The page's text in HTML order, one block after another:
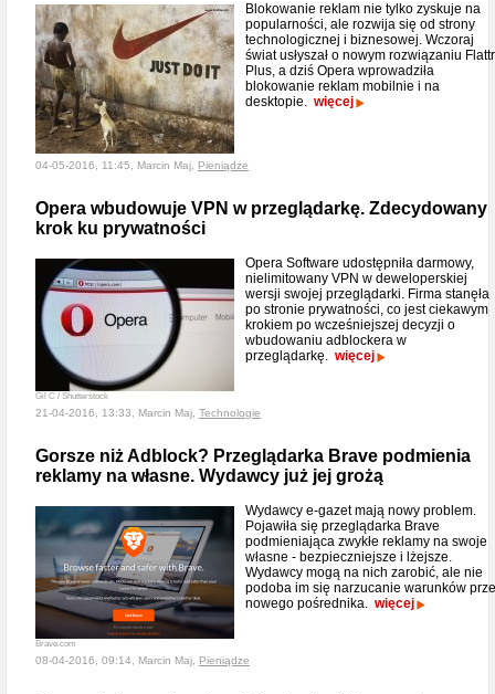
Blokowanie reklam nie tylko zyskuje na
popularności, ale rozwija się od strony
technologicznej i biznesowej. Wczoraj
świat usłyszał o nowym rozwiązaniu Flattr
Plus, a dziś Opera wprowadziła
blokowanie reklam mobilnie i na
desktopie. więcej
04-05-2016, 11:45, Marcin Maj, Pieniądze
Opera wbudowuje VPN w przeglądarkę. Zdecydowany
krok ku prywatności
Gil C / Shutterstock
Opera Software udostępniła darmowy,
nielimitowany VPN w deweloperskiej
wersji swojej przeglądarki. Firma stanęła
po stronie prywatności, co jest ciekawym
krokiem po wcześniejszej decyzji o
wbudowaniu adblockera w
przeglądarkę. więcej
21-04-2016, 13:33, Marcin Maj, Technologie
Gorsze niż Adblock? Przeglądarka Brave podmienia
reklamy na własne. Wydawcy już jej grożą
Brave.com
Wydawcy e-gazet mają nowy problem.
Pojawiła się przeglądarka Brave
podmieniająca zwykłe reklamy na swoje
własne - bezpieczniejsze i lżejsze.
Wydawcy mogą na nich zarobić, ale nie
podoba im się narzucanie warunków
nowego pośrednika. więcej
08-04-2016, 09:14, Marcin Maj, Pieniądze